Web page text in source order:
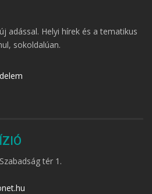
adással. Helyi hírek és a tematikus
sokoldalúan.
tér 1.